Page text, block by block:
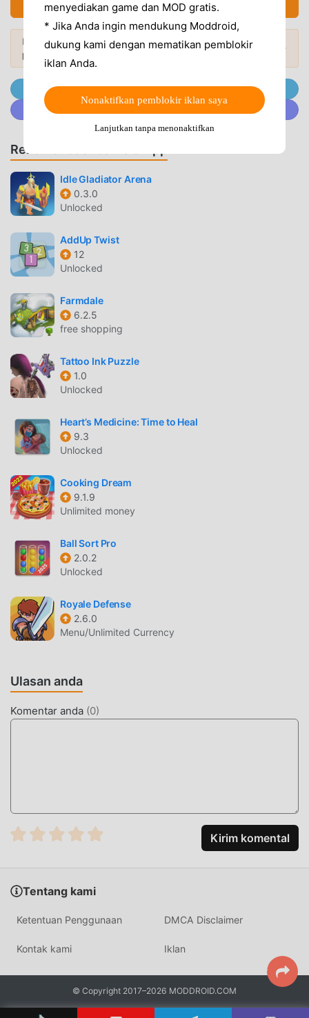
**************
晴天小狗 PENGANTAR
晴天小狗 Sebagai game casual yang sangat populer baru-
baru ini, game ini mendapatkan banyak penggemar di
seluruh dunia yang menyukai game casual .Jika Anda ingin
mengunduh game ini, sebagai situs unduhan game mod
apk gratis terbesar di dunia -- moddroid adalah pilihan
terbaik Anda. moddroid tidak hanya memberi Anda versi
terbaru dari晴天小狗2.6.0gratis, tetapi juga menyediakan
Free mod gratis, membantu Anda menyimpan tugas
mekanis yang berulang dalam gim, sehingga Anda dapat
fokus menikmati kesenangan yang dibawa oleh game itu
sendiri. moddroid menjanjikan bahwa apapun晴天小狗mod
tidak akan membebankan biaya apa pun kepada pemain,
dan 100% aman, tersedia, dan gratis untuk dipasang.
menginstal晴天小狗 2.6.0 dengan satu klik. Tunggu apa
lagi, unduh moddroid dan mainkan!
GAMEPLAY UNIK
晴天小狗 Sebagai game terkenal casual ,gameplaynya yang
unik telah membantunya mendapatkan banyak penggemar
晴天小狗, Anda hanya perlu melalui tutorial pemula,
sehingga Anda dapat dengan mudah memulai seluruh
permainan dan menikmati kesenangan yang dibawa secara
klasik casual game 晴天小狗 2.6.0. Pada saat yang sama,
moddroid telah secara khusus membangun platform untuk
casual pecinta game, memungkinkan Anda untuk
game di seluruh dunia, tunggu apa lagi, bergabunglah
dengan moddroid dan nikmati casual permainan dengan
semua mitra global menjadi bahagia
LAYAR INDAH
Seperti tradisional casual game, 晴天小狗 memiliki gaya
casual penggemar, dan dibandingkan dengan tradisional
virtual yang diperbarui dan melakukan peningkatan yang
yang sangat baik, memastikan bahwa semua casual pecinta
game dapat sepenuhnya menikmati kebahagiaan yang
menghabiskan banyak waktu untuk mengumpulkan
permainan, yang merupakan fitur dan kesenangan dari
permainan, tetapi pada saat yang sama, proses akumulasi
pasti akan membuat orang merasa lelah, tetapi sekarang ,
munculnya mod telah menulis ulang situasi ini. Di sini,
Download APK (57.51MB)
Ingin lebih banyak? JelajahiMod APK paling
populer
di 2026.
Mod Populer →
Gabung @MODDROID.CO di Telegram channel
Gabung @MODDROID.CO di komunitas Discord
Rekomendasi Game & App
Idle Gladiator Arena
0.3.0
Unlocked
AddUp Twist
12
Unlocked
Farmdale
6.2.5
free shopping
Tattoo Ink Puzzle
1.0
Unlocked
Heart’s Medicine: Time to Heal
9.3
Unlocked
Cooking Dream
9.1.9
Unlimited money
Ball Sort Pro
2.0.2
Unlocked
Royale Defense
2.6.0
Menu/Unlimited Currency
Ulasan anda
Komentar anda (0)
Kirim komental
Tentang kami
Ketentuan Penggunaan DMCA Disclaimer
Kontak kami Iklan
© Copyright 2017–2026 MODDROID.COM
menyediakan game dan MOD gratis.
* Jika Anda ingin mendukung Moddroid,
dukung kami dengan mematikan pemblokir
iklan Anda.
Nonaktifkan pemblokir iklan saya
Lanjutkan tanpa menonaktifkan